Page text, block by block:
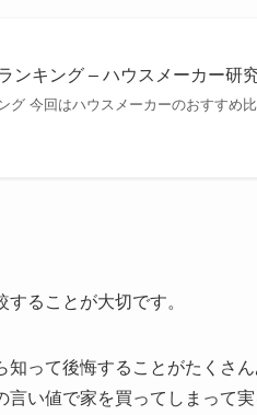
ンキング – ハウスメーカー研
グ 今回はハウスメーカーのおすすめ
ることが大切です。
って後悔することがたくさ
い値で家を買ってしまって